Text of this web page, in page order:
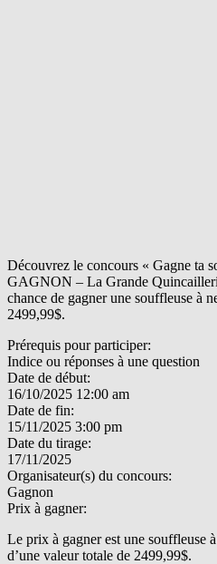
Découvrez le concours « Gagne ta
GAGNON – La Grande
chance de gagner une souffleuse à
2499,99$.
Prérequis pour participer:
Indice ou réponses à une question
Date de début:
16/10/2025 12:00 am
Date de fin:
15/11/2025 3:00 pm
Date du tirage:
17/11/2025
Organisateur(s) du concours:
Gagnon
Prix à gagner:
Le prix à gagner est une souffleuse
d’une valeur totale de 2499,99$.